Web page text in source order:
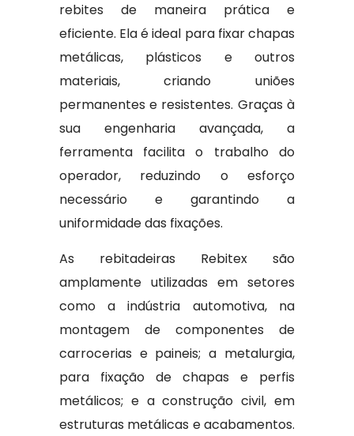
rebites de maneira prática e
eficiente. Ela é ideal para fixar chapas
metálicas, plásticos e outros
materiais, criando uniões
permanentes e resistentes. Graças à
sua engenharia avançada, a
ferramenta facilita o trabalho do
operador, reduzindo o esforço
necessário e garantindo a
uniformidade das fixações.
As rebitadeiras Rebitex são
amplamente utilizadas em setores
como a indústria automotiva, na
montagem de componentes de
carrocerias e paineis; a metalurgia,
para fixação de chapas e perfis
metálicos; e a construção civil, em
estruturas metálicas e acabamentos.